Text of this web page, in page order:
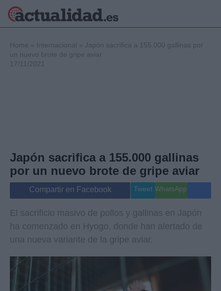
Internacional
Viajes
Gente
Musica
Home » Internacional » Japón sacrifica a 155.000 gallinas por
un nuevo brote de gripe aviar
17/11/2021
Japón sacrifica a 155.000 gallinas
por un nuevo brote de gripe aviar
Compartir en Facebook Tweet WhatsApp
El sacrificio masivo de pollos y gallinas en Japón
ha comenzado en Hyogo, donde han alertado de
una nueva variante de la gripe aviar.